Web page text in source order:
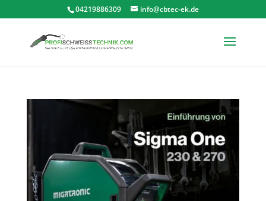
04219886309 info@cbtec-ek.de